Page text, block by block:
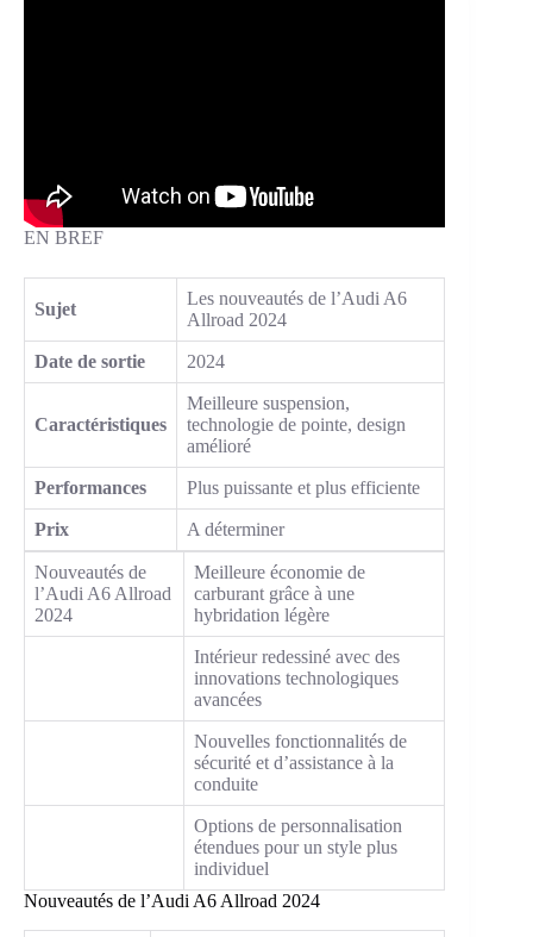
EN BREF
Sujet
Les nouveautés de l’Audi A6
Allroad 2024
Date de sortie 2024
Caractéristiques
Meilleure suspension,
technologie de pointe, design
amélioré
Performances Plus puissante et plus efficiente
Prix A déterminer
Nouveautés de
l’Audi A6 Allroad
2024
Meilleure économie de
carburant grâce à une
hybridation légère
Intérieur redessiné avec des
innovations technologiques
avancées
Nouvelles fonctionnalités de
sécurité et d’assistance à la
conduite
Options de personnalisation
étendues pour un style plus
individuel
Nouveautés de l’Audi A6 Allroad 2024